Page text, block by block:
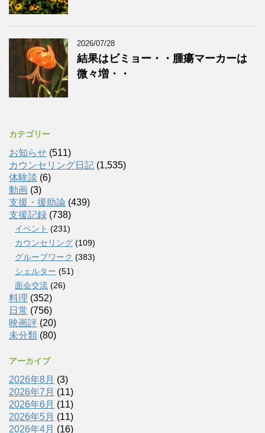
2026/07/28
結果はビミョー・・腫瘍マーカーは
微々増・・
カテゴリー
お知らせ (511)
カウンセリング日記 (1,535)
体験談 (6)
動画 (3)
支援・援助論 (439)
支援記録 (738)
イベント (231)
カウンセリング (109)
グループワーク (383)
シェルター (51)
面会交流 (26)
料理 (352)
日常 (756)
映画評 (20)
未分類 (80)
アーカイブ
2026年8月 (3)
2026年7月 (11)
2026年6月 (11)
2026年5月 (11)
2026年4月 (16)